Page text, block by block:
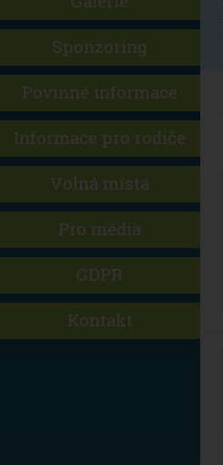
Sponzoring
Povinné informace
Informace pro rodiče
Volná místa
Pro média
GDPR
Kontakt